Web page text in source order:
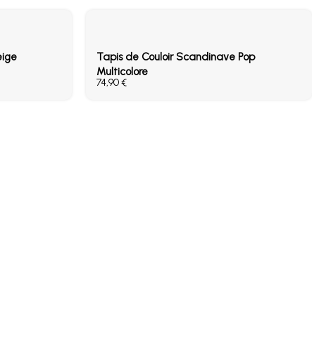
Tapis de Couloir Scandinave Pop
Multicolore
€